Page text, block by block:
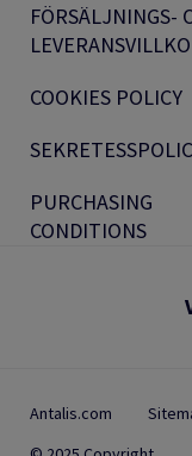
FÖRSÄLJNINGS-
COOKIES POLICY
PURCHASING
CONDITIONS
Antalis.com